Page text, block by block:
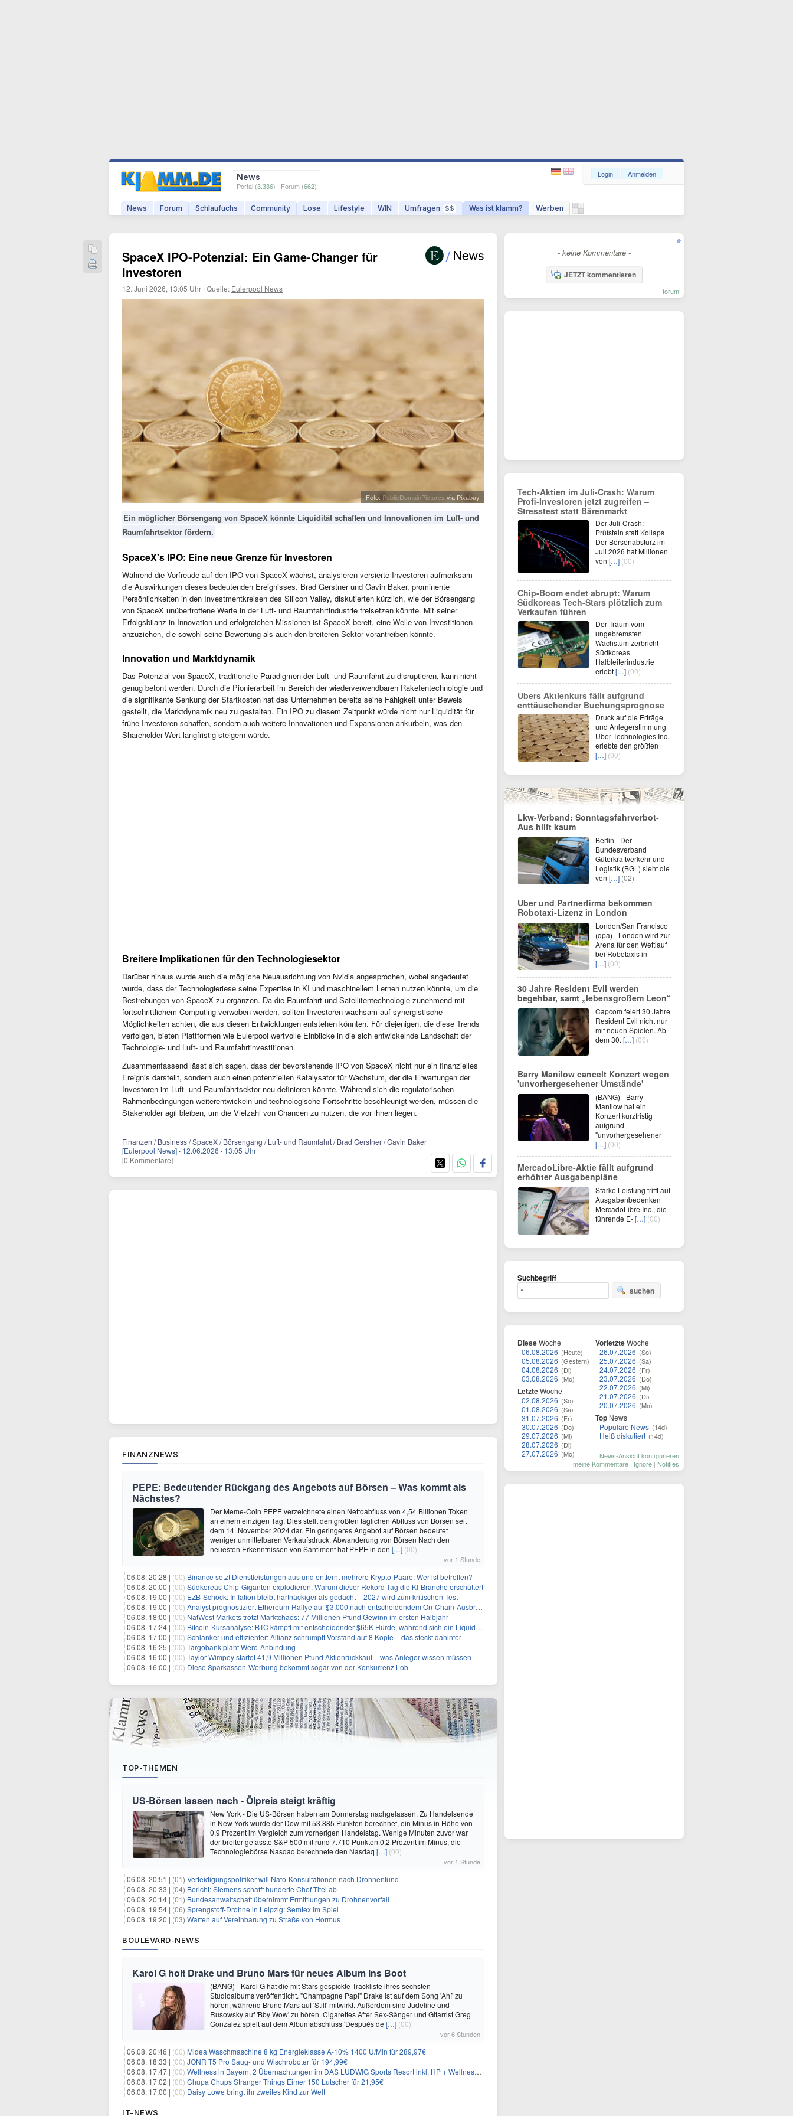
News
Portal (3.336) · Forum (662)
News Forum Schlaufuchs Community Lose Lifestyle WIN Umfragen $$ Was ist klamm? Werben
Login Anmelden
SpaceX IPO-Potenzial: Ein Game-Changer für
Investoren
12. Juni 2026, 13:05 Uhr ·Quelle: Eulerpool News
Foto: PublicDomainPictures via Pixabay
Ein möglicher Börsengang von SpaceX könnte Liquidität schaffen und Innovationen im Luft- und
Raumfahrtsektor fördern.
SpaceX's IPO: Eine neue Grenze für Investoren
Während die Vorfreude auf den IPO von SpaceX wächst, analysieren versierte Investoren aufmerksam
die Auswirkungen dieses bedeutenden Ereignisses. Brad Gerstner und Gavin Baker, prominente
Persönlichkeiten in den Investmentkreisen des Silicon Valley, diskutierten kürzlich, wie der Börsengang
von SpaceX unübertroffene Werte in der Luft- und Raumfahrtindustrie freisetzen könnte. Mit seiner
Erfolgsbilanz in Innovation und erfolgreichen Missionen ist SpaceX bereit, eine Welle von Investitionen
anzuziehen, die sowohl seine Bewertung als auch den breiteren Sektor vorantreiben könnte.
Innovation und Marktdynamik
Das Potenzial von SpaceX, traditionelle Paradigmen der Luft- und Raumfahrt zu disruptieren, kann nicht
genug betont werden. Durch die Pionierarbeit im Bereich der wiederverwendbaren Raketentechnologie und
die signifikante Senkung der Startkosten hat das Unternehmen bereits seine Fähigkeit unter Beweis
gestellt, die Marktdynamik neu zu gestalten. Ein IPO zu diesem Zeitpunkt würde nicht nur Liquidität für
frühe Investoren schaffen, sondern auch weitere Innovationen und Expansionen ankurbeln, was den
Shareholder-Wert langfristig steigern würde.
Breitere Implikationen für den Technologiesektor
Darüber hinaus wurde auch die mögliche Neuausrichtung von Nvidia angesprochen, wobei angedeutet
wurde, dass der Technologieriese seine Expertise in KI und maschinellem Lernen nutzen könnte, um die
Bestrebungen von SpaceX zu ergänzen. Da die Raumfahrt und Satellitentechnologie zunehmend mit
fortschrittlichem Computing verwoben werden, sollten Investoren wachsam auf synergistische
Möglichkeiten achten, die aus diesen Entwicklungen entstehen könnten. Für diejenigen, die diese Trends
verfolgen, bieten Plattformen wie Eulerpool wertvolle Einblicke in die sich entwickelnde Landschaft der
Technologie- und Luft- und Raumfahrtinvestitionen.
Zusammenfassend lässt sich sagen, dass der bevorstehende IPO von SpaceX nicht nur ein finanzielles
Ereignis darstellt, sondern auch einen potenziellen Katalysator für Wachstum, der die Erwartungen der
Investoren im Luft- und Raumfahrtsektor neu definieren könnte. Während sich die regulatorischen
Rahmenbedingungen weiterentwickeln und technologische Fortschritte beschleunigt werden, müssen die
Stakeholder agil bleiben, um die Vielzahl von Chancen zu nutzen, die vor ihnen liegen.
Finanzen / Business / SpaceX / Börsengang / Luft- und Raumfahrt / Brad Gerstner / Gavin Baker
[Eulerpool News] · 12.06.2026 · 13:05 Uhr
[0 Kommentare]
FINANZNEWS
PEPE: Bedeutender Rückgang des Angebots auf Börsen – Was kommt als
Nächstes?
Der Meme-Coin PEPE verzeichnete einen Nettoabfluss von 4,54 Billionen Token
an einem einzigen Tag. Dies stellt den größten täglichen Abfluss von Börsen seit
dem 14. November 2024 dar. Ein geringeres Angebot auf Börsen bedeutet
weniger unmittelbaren Verkaufsdruck. Abwanderung von Börsen Nach den
neuesten Erkenntnissen von Santiment hat PEPE in den […] (00)
vor 1 Stunde
06.08. 20:28 | (00) Binance setzt Dienstleistungen aus und entfernt mehrere Krypto-Paare: Wer ist betroffen?
06.08. 20:00 | (00) Südkoreas Chip-Giganten explodieren: Warum dieser Rekord-Tag die KI-Branche erschüttert
06.08. 19:00 | (00) EZB-Schock: Inflation bleibt hartnäckiger als gedacht – 2027 wird zum kritischen Test
06.08. 19:00 | (00) Analyst prognostiziert Ethereum-Rallye auf $3.000 nach entscheidendem On-Chain-Ausbruch
06.08. 18:00 | (00) NatWest Markets trotzt Marktchaos: 77 Millionen Pfund Gewinn im ersten Halbjahr
06.08. 17:24 | (00) Bitcoin-Kursanalyse: BTC kämpft mit entscheidender $65K-Hürde, während sich ein Liquidationscluster aufbaut
06.08. 17:00 | (00) Schlanker und effizienter: Allianz schrumpft Vorstand auf 8 Köpfe – das steckt dahinter
06.08. 16:25 | (00) Targobank plant Wero-Anbindung
06.08. 16:00 | (00) Taylor Wimpey startet 41,9 Millionen Pfund Aktienrückkauf – was Anleger wissen müssen
06.08. 16:00 | (00) Diese Sparkassen-Werbung bekommt sogar von der Konkurrenz Lob
TOP-THEMEN
US-Börsen lassen nach - Ölpreis steigt kräftig
New York - Die US-Börsen haben am Donnerstag nachgelassen. Zu Handelsende
in New York wurde der Dow mit 53.885 Punkten berechnet, ein Minus in Höhe von
0,9 Prozent im Vergleich zum vorherigen Handelstag. Wenige Minuten zuvor war
der breiter gefasste S&P 500 mit rund 7.710 Punkten 0,2 Prozent im Minus, die
Technologiebörse Nasdaq berechnete den Nasdaq […] (00)
vor 1 Stunde
06.08. 20:51 | (01) Verteidigungspolitiker will Nato-Konsultationen nach Drohnenfund
06.08. 20:33 | (04) Bericht: Siemens schafft hunderte Chef-Titel ab
06.08. 20:14 | (01) Bundesanwaltschaft übernimmt Ermittlungen zu Drohnenvorfall
06.08. 19:54 | (06) Sprengstoff-Drohne in Leipzig: Semtex im Spiel
06.08. 19:20 | (03) Warten auf Vereinbarung zu Straße von Hormus
BOULEVARD-NEWS
Karol G holt Drake und Bruno Mars für neues Album ins Boot
(BANG) - Karol G hat die mit Stars gespickte Trackliste ihres sechsten
Studioalbums veröffentlicht. "Champagne Papi" Drake ist auf dem Song 'Ahí' zu
hören, während Bruno Mars auf 'Still' mitwirkt. Außerdem sind Judeline und
Rusowsky auf 'Bby Wow' zu hören. Cigarettes After Sex-Sänger und Gitarrist Greg
Gonzalez spielt auf dem Albumabschluss 'Después de […] (00)
vor 6 Stunden
06.08. 20:46 | (00) Midea Waschmaschine 8 kg Energieklasse A-10% 1400 U/Min für 289,97€
06.08. 18:33 | (00) JONR T5 Pro Saug- und Wischroboter für 194,99€
06.08. 17:47 | (00) Wellness in Bayern: 2 Übernachtungen im DAS LUDWIG Sports Resort inkl. HP + Wellness ab 174€ p.P.
06.08. 17:02 | (00) Chupa Chups Stranger Things Eimer 150 Lutscher für 21,95€
06.08. 17:00 | (00) Daisy Lowe bringt ihr zweites Kind zur Welt
IT-NEWS
- keine Kommentare -
JETZT kommentieren
forum
Tech-Aktien im Juli-Crash: Warum
Profi-Investoren jetzt zugreifen –
Stresstest statt Bärenmarkt
Der Juli-Crash:
Prüfstein statt Kollaps
Der Börsenabsturz im
Juli 2026 hat Millionen
von […] (00)
Chip-Boom endet abrupt: Warum
Südkoreas Tech-Stars plötzlich zum
Verkaufen führen
Der Traum vom
ungebremsten
Wachstum zerbricht
Südkoreas
Halbleiterindustrie
erlebt[…] (00)
Ubers Aktienkurs fällt aufgrund
enttäuschender Buchungsprognose
Druck auf die Erträge
und Anlegerstimmung
Uber Technologies Inc.
erlebte den größten
[…] (00)
Lkw-Verband: Sonntagsfahrverbot-
Aus hilft kaum
Berlin - Der
Bundesverband
Güterkraftverkehr und
Logistik (BGL) sieht die
von […] (02)
Uber und Partnerfirma bekommen
Robotaxi-Lizenz in London
London/San Francisco
(dpa) - London wird zur
Arena für den Wettlauf
bei Robotaxis in
[…] (00)
30 Jahre Resident Evil werden
begehbar, samt „lebensgroßem Leon“
Capcom feiert 30 Jahre
Resident Evil nicht nur
mit neuen Spielen. Ab
dem 30. […] (00)
Barry Manilow cancelt Konzert wegen
'unvorhergesehener Umstände'
(BANG) - Barry
Manilow hat ein
Konzert kurzfristig
aufgrund
"unvorhergesehener
[…] (00)
MercadoLibre-Aktie fällt aufgrund
erhöhter Ausgabenpläne
Starke Leistung trifft auf
Ausgabenbedenken
MercadoLibre Inc., die
führende E-[…] (00)
Suchbegriff
suchen
DieseWoche
06.08.2026 (Heute)
05.08.2026 (Gestern)
04.08.2026 (Di)
03.08.2026 (Mo)
LetzteWoche
02.08.2026 (So)
01.08.2026 (Sa)
31.07.2026 (Fr)
30.07.2026 (Do)
29.07.2026 (Mi)
28.07.2026 (Di)
27.07.2026 (Mo)
VorletzteWoche
26.07.2026 (So)
25.07.2026 (Sa)
24.07.2026 (Fr)
23.07.2026 (Do)
22.07.2026 (Mi)
21.07.2026 (Di)
20.07.2026 (Mo)
Top News
Populäre News (14d)
Heiß diskutiert (14d)
News-Ansicht konfigurieren
meine Kommentare | Ignore | Notifies